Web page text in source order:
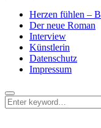
Herzen fühlen –
Der neue Roman
Interview
Künstlerin
Datenschutz
Impressum
Search
Search
for: